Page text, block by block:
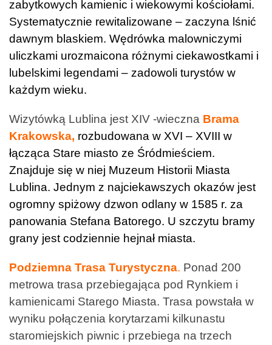
zabytkowych kamienic i wiekowymi kościołami.
Systematycznie rewitalizowane – zaczyna lśnić
dawnym blaskiem. Wędrówka malowniczymi
uliczkami urozmaicona różnymi ciekawostkami i
lubelskimi legendami – zadowoli turystów w
każdym wieku.
Wizytówką Lublina jest XIV -wieczna Brama
Krakowska, rozbudowana w XVI – XVIII w
łącząca Stare miasto ze Śródmieściem.
Znajduje się w niej Muzeum Historii Miasta
Lublina. Jednym z najciekawszych okazów jest
ogromny spiżowy dzwon odlany w 1585 r. za
panowania Stefana Batorego. U szczytu bramy
grany jest codziennie hejnał miasta.
Podziemna Trasa Turystyczna. Ponad 200
metrowa trasa przebiegająca pod Rynkiem i
kamienicami Starego Miasta. Trasa powstała w
wyniku połączenia korytarzami kilkunastu
staromiejskich piwnic i przebiega na trzech